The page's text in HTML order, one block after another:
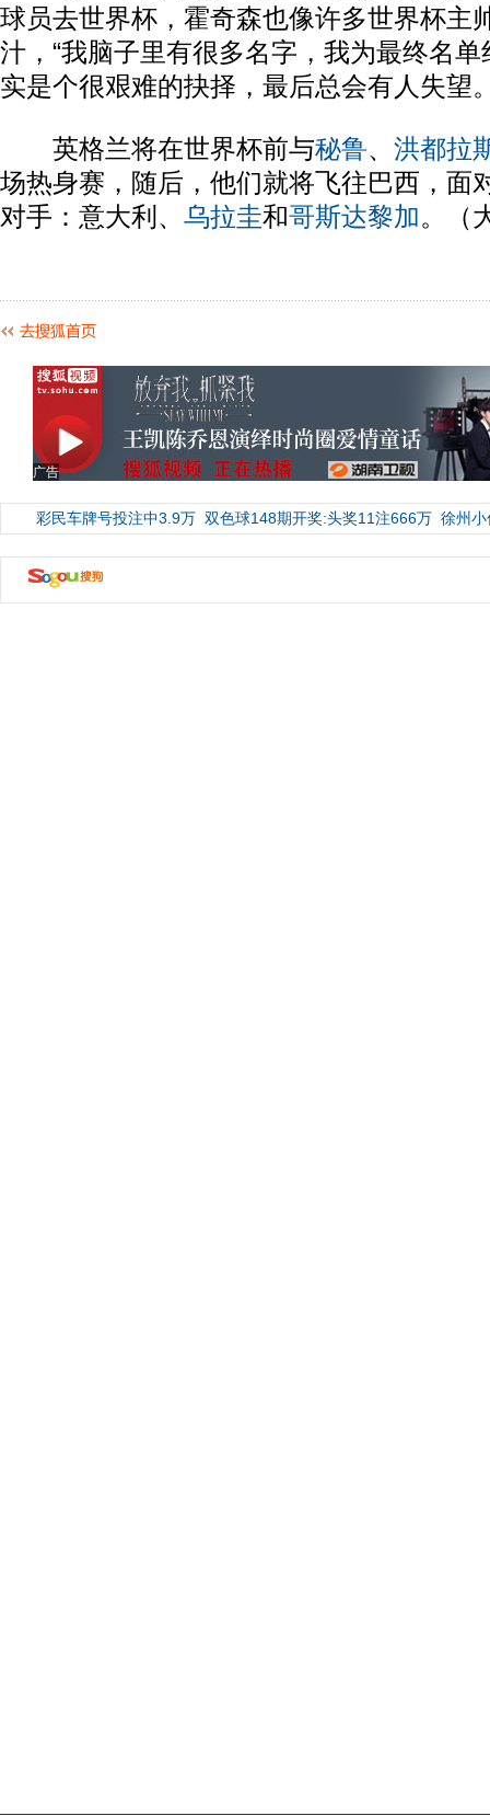
球员去世界杯，霍奇森也像许多世界杯主
汁，“我脑子里有很多名字，我为最终名
实是个很艰难的抉择，最后总会有人失望
英格兰将在世界杯前与秘鲁、 洪都拉
场热身赛，随后，他们就将飞往巴西，面
对手：意大利、 乌拉圭和哥斯达黎加。（
广告
彩民车牌号投注中3.9万 双色球148期开奖:头奖11注666万 徐州